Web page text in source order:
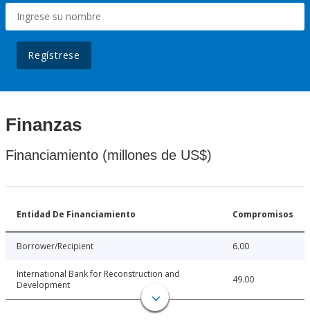
Regístrese
Finanzas
Financiamiento (millones de US$)
Entidad De Financiamiento Compromisos
Borrower/Recipient 6.00
International Bank for Reconstruction and
Development
49.00